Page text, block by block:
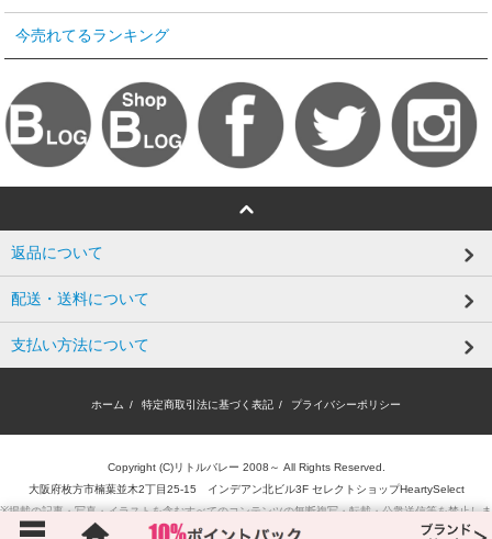
今売れてるランキング
返品について
配送・送料について
支払い方法について
ホーム / 特定商取引法に基づく表記 / プライバシーポリシー
Copyright (C)リトルバレー 2008～ All Rights Reserved.
大阪府枚方市楠葉並木2丁目25-15 インデアン北ビル3F セレクトショップHeartySelect
※掲載の記事・写真・イラストを含むすべてのコンテンツの無断複写・転載・公衆送信等を禁止しま
す。